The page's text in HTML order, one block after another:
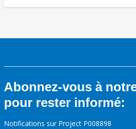
Abonnez-vous à
pour rester informé:
Notifications sur Project P008898